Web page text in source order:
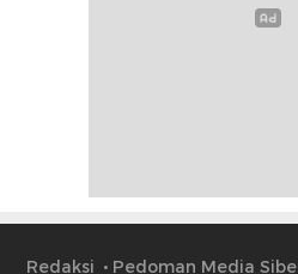
Redaksi Pedoman Media